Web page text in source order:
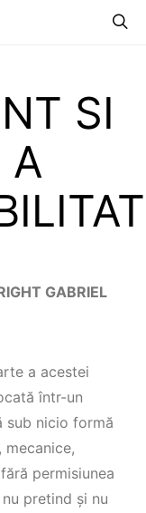
SI
A
GABRIEL
a acestei
într-un
sub nicio formă
permisiunea
pretind și nu